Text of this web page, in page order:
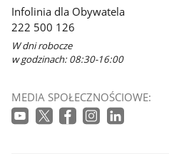
Infolinia dla Obywatela
222 500 126
W dni robocze
w godzinach: 08:30-16:00
MEDIA SPOŁECZNOŚCIOWE: